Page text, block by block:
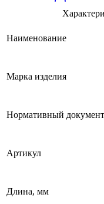
Наименование
Марка изделия
Нормативный документ
Артикул
Длина, мм